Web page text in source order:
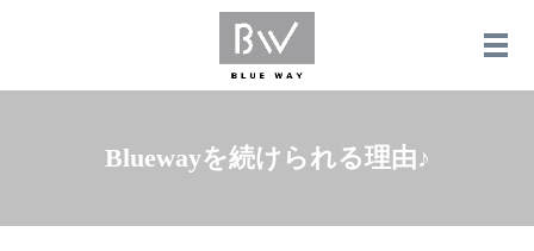
メ
Bluewayを続けられる理由♪